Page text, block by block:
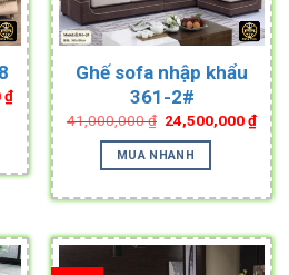
₫Current
price
is:
43,500,000 ₫.
Ghế sofa nhập khẩu
361-2#
41,000,000₫ Original
price
was:
41,000,000 ₫.
24,500,000₫
price
is:
MUA NHANH